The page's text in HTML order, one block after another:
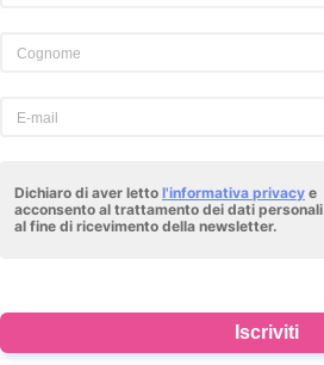
Dichiaro di aver letto l'informativa privacy e
acconsento al trattamento dei dati personali
al fine di ricevimento della newsletter.
Iscriviti